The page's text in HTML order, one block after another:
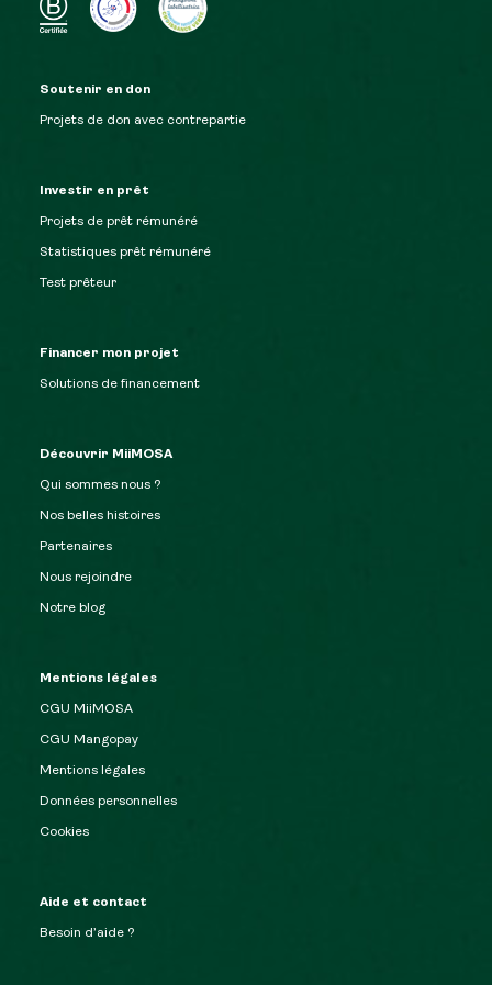
Soutenir en don
Projets de don avec contrepartie
Investir en prêt
Projets de prêt rémunéré
Statistiques prêt rémunéré
Test prêteur
Financer mon projet
Solutions de financement
Découvrir MiiMOSA
Qui sommes nous ?
Nos belles histoires
Partenaires
Nous rejoindre
Notre blog
Mentions légales
CGU MiiMOSA
CGU Mangopay
Mentions légales
Données personnelles
Cookies
Aide et contact
Besoin d’aide ?